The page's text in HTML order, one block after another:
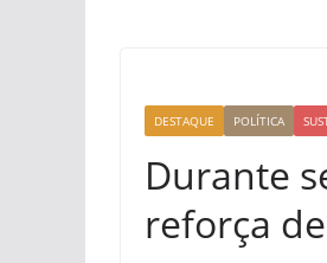
DESTAQUE POLÍTICA
Durante
reforça